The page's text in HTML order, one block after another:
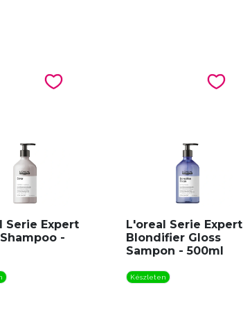
Serie Expert
-
L'oreal Serie Expert
Blondifier Gloss
Sampon - 500ml
Készleten